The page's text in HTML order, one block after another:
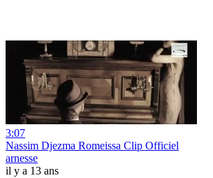
3:07
Nassim Djezma Romeissa Clip Officiel
arnesse
il y a 13 ans